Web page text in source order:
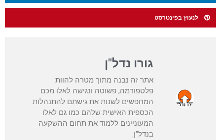
לנעוץ בפינטרסט
גורו נדל"ן
אתר זה נבנה מתוך מטרה להוות
פלטפורמה, פשוטה ונגישה לאלו מכם
המחפשים לשנות את גישתם להתנהלות
הכספית האישית שלהם כמו גם לאלו
המעוניינים ללמוד את תחום ההשקעה
בנדל"ן.